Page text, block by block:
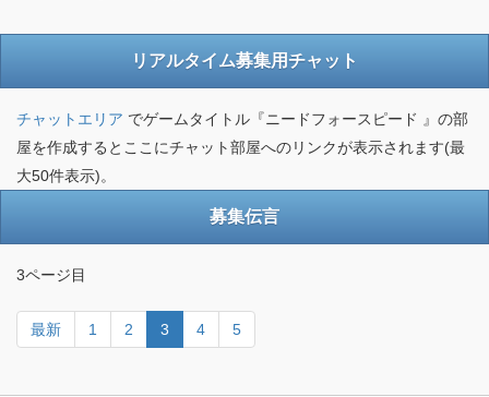
リアルタイム募集用チャット
チャットエリア でゲームタイトル『ニードフォースピード 』の部
屋を作成するとここにチャット部屋へのリンクが表示されます(最
大50件表示)。
募集伝言
3ページ目
最新 1 2 3 4 5